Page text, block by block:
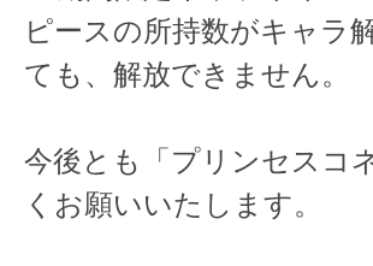
ピースの所持数がキャラ
ても、解放できません。
今後とも「プリンセスコ
くお願いいたします。